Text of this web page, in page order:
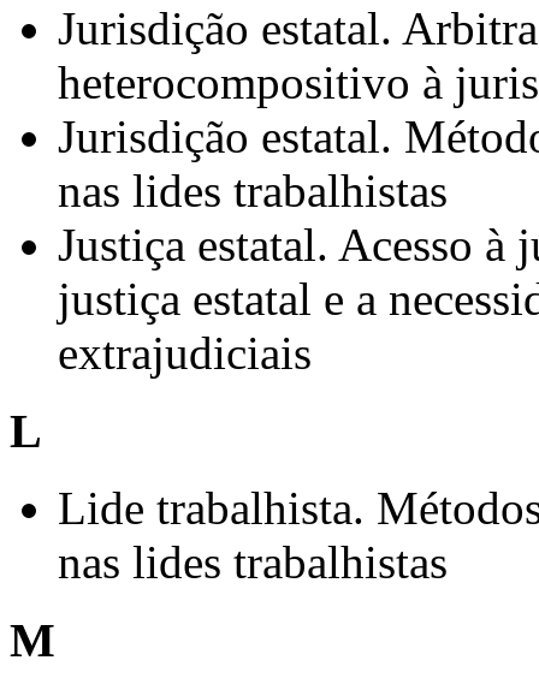
Jurisdição estatal.
heterocompositivo à
Jurisdição estatal.
nas lides trabalhistas
Justiça estatal. Acesso à
justiça estatal e a
extrajudiciais
L
Lide trabalhista.
nas lides trabalhistas
M